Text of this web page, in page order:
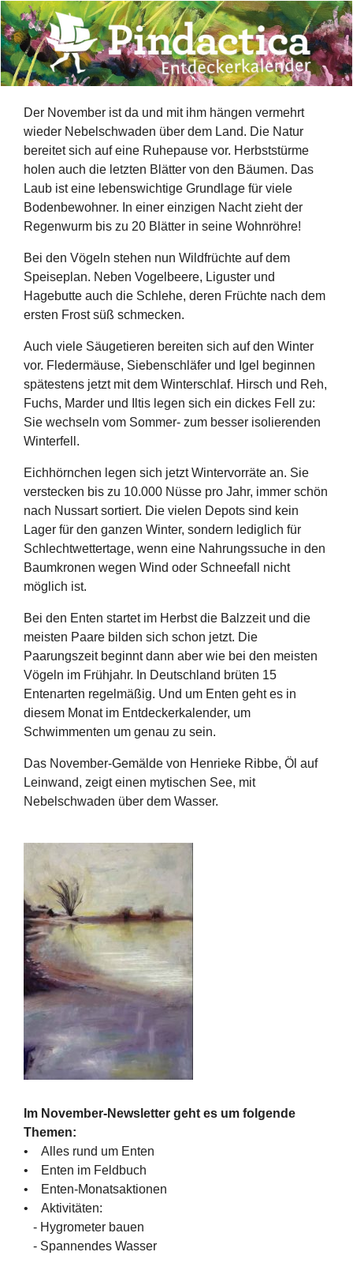
Der November ist da und mit ihm hängen vermehrt
wieder Nebelschwaden über dem Land. Die Natur
bereitet sich auf eine Ruhepause vor. Herbststürme
holen auch die letzten Blätter von den Bäumen. Das
Laub ist eine lebenswichtige Grundlage für viele
Bodenbewohner. In einer einzigen Nacht zieht der
Regenwurm bis zu 20 Blätter in seine Wohnröhre!
Bei den Vögeln stehen nun Wildfrüchte auf dem
Speiseplan. Neben Vogelbeere, Liguster und
Hagebutte auch die Schlehe, deren Früchte nach dem
ersten Frost süß schmecken.
Auch viele Säugetieren bereiten sich auf den Winter
vor. Fledermäuse, Siebenschläfer und Igel beginnen
spätestens jetzt mit dem Winterschlaf. Hirsch und Reh,
Fuchs, Marder und Iltis legen sich ein dickes Fell zu:
Sie wechseln vom Sommer- zum besser isolierenden
Winterfell.
Eichhörnchen legen sich jetzt Wintervorräte an. Sie
verstecken bis zu 10.000 Nüsse pro Jahr, immer schön
nach Nussart sortiert. Die vielen Depots sind kein
Lager für den ganzen Winter, sondern lediglich für
Schlechtwettertage, wenn eine Nahrungssuche in den
Baumkronen wegen Wind oder Schneefall nicht
möglich ist.
Bei den Enten startet im Herbst die Balzzeit und die
meisten Paare bilden sich schon jetzt. Die
Paarungszeit beginnt dann aber wie bei den meisten
Vögeln im Frühjahr. In Deutschland brüten 15
Entenarten regelmäßig. Und um Enten geht es in
diesem Monat im Entdeckerkalender, um
Schwimmenten um genau zu sein.
Das November-Gemälde von Henrieke Ribbe, Öl auf
Leinwand, zeigt einen mytischen See, mit
Nebelschwaden über dem Wasser.
Im November-Newsletter geht es um folgende
Themen:
• Alles rund um Enten
• Enten im Feldbuch
• Enten-Monatsaktionen
• Aktivitäten:
- Hygrometer bauen
- Spannendes Wasser